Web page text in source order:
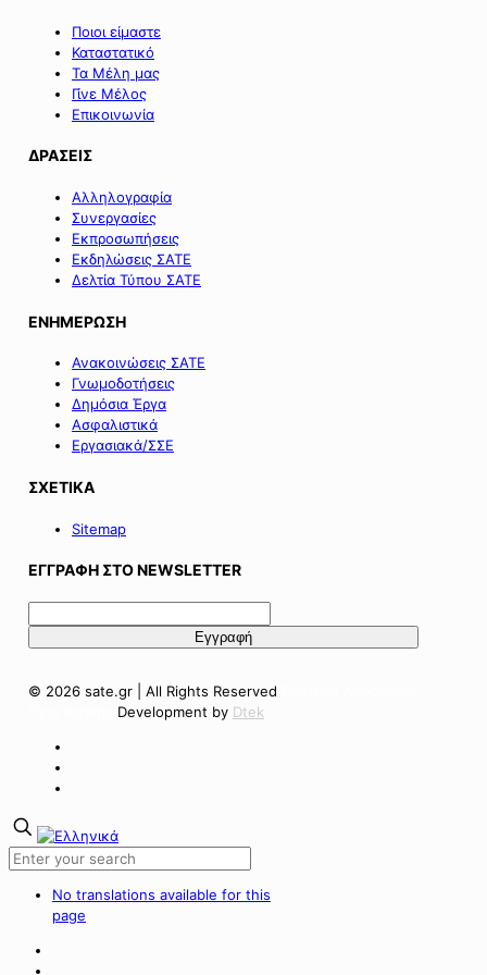
Ποιοι είμαστε
Καταστατικό
Τα Μέλη μας
Γίνε Μέλος
Επικοινωνία
ΔΡΑΣΕΙΣ
Αλληλογραφία
Συνεργασίες
Εκπροσωπήσεις
Εκδηλώσεις ΣΑΤΕ
Δελτία Τύπου ΣΑΤΕ
ΕΝΗΜΕΡΩΣΗ
Ανακοινώσεις ΣΑΤΕ
Γνωμοδοτήσεις
Δημόσια Έργα
Ασφαλιστικά
Εργασιακά/ΣΣΕ
ΣΧΕΤΙΚΑ
Sitemap
ΕΓΓΡΑΦΗ ΣΤΟ NEWSLETTER
© 2026 sate.gr | All Rights Reserved
Development by Dtek
No translations available for this
page